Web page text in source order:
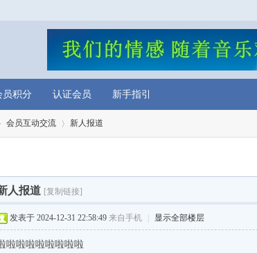
员积分 认证会员 新手指引
会员互动交流 新人报道
人报道 [复制链接]
发表于 2024-12-31 22:58:49 来自手机 显示全部楼层
啦啦啦啦啦啦啦啦